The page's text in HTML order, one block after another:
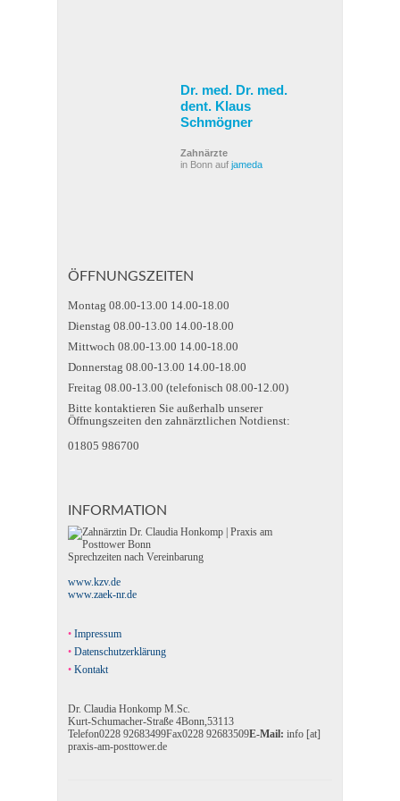
Dr. med. Dr. med.
dent. Klaus
Schmögner
Zahnärzte
in Bonn auf jameda
ÖFFNUNGSZEITEN
Montag 08.00-13.00 14.00-18.00
Dienstag 08.00-13.00 14.00-18.00
Mittwoch 08.00-13.00 14.00-18.00
Donnerstag 08.00-13.00 14.00-18.00
Freitag 08.00-13.00 (telefonisch 08.00-12.00)
Bitte kontaktieren Sie außerhalb unserer
Öffnungszeiten den zahnärztlichen Notdienst:
01805 986700
INFORMATION
Sprechzeiten nach Vereinbarung
www.kzv.de
www.zaek-nr.de
Impressum
Datenschutzerklärung
Kontakt
Dr. Claudia Honkomp M.Sc.
Kurt-Schumacher-Straße 4Bonn,53113
Telefon0228 92683499Fax0228 92683509E-Mail: info [at]
praxis-am-posttower.de